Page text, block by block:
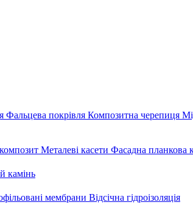
Фальцева покрівля Композитна черепиця
Металеві касети Фасадна планкова
камінь
мембрани Відсічна гідроізоляція